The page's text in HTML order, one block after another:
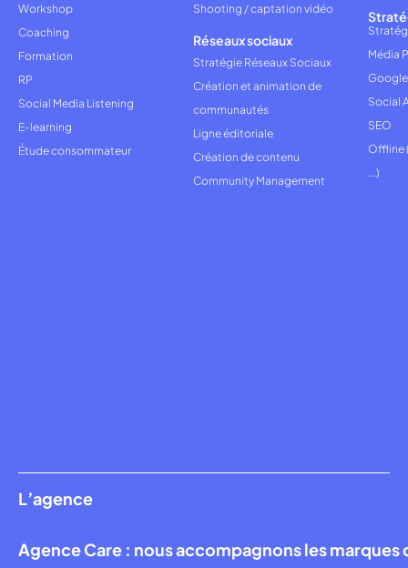
L’agence
Agence Care : nous accompagnons les
Workshop
Coaching
Formation
RP
Social Media Listening
E-learning
Étude consommateur
Shooting / captation vidéo
Réseaux sociaux
Stratégie Réseaux Sociaux
Création et animation de
communautés
Ligne éditoriale
Création de contenu
Community Management
Média
Social
SEO
Offline
...)